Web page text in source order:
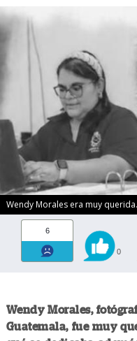
Wendy Morales era muy
6
0
Wendy Morales,
Guatemala, fue muy